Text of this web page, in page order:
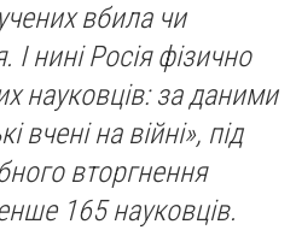
вбила чи
І нині Росія фізично
науковців: за даними
вчені на війні», під
вторгнення
165 науковців.